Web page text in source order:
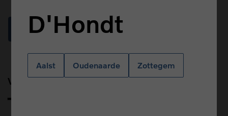
D'Hondt
Aalst Oudenaarde Zottegem
Read more
Van Kasteren
Title